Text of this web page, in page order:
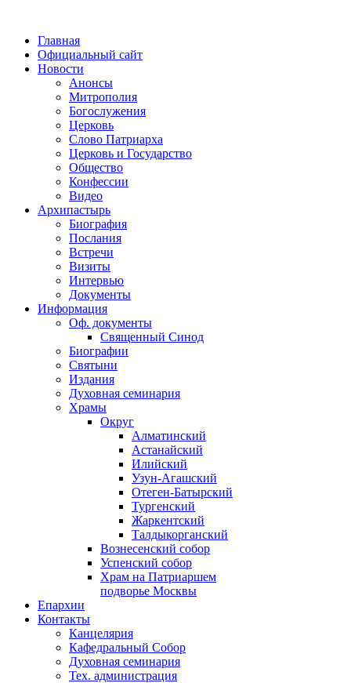
Главная
Официальный сайт
Новости
Анонсы
Митрополия
Богослужения
Церковь
Слово Патриарха
Церковь и Государство
Общество
Конфессии
Видео
Архипастырь
Биография
Послания
Встречи
Визиты
Интервью
Документы
Информация
Оф. документы
Священный Синод
Биографии
Святыни
Издания
Духовная семинария
Храмы
Округ
Алматинский
Астанайский
Илийский
Узун-Агашский
Отеген-Батырский
Тургенский
Жаркентский
Талдыкорганский
Вознесенский собор
Успенский собор
Храм на Патриаршем
подворье Москвы
Епархии
Контакты
Канцелярия
Кафедральный Собор
Духовная семинария
Тех. администрация